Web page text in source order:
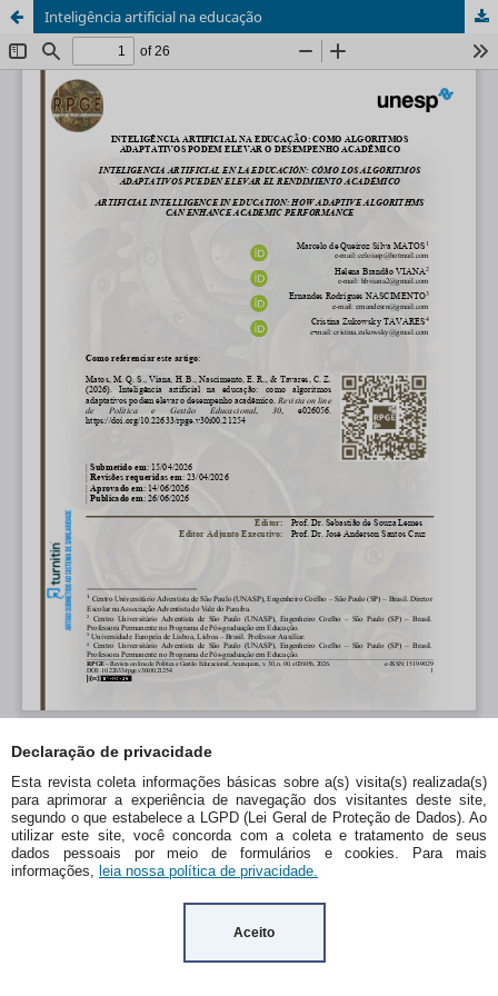
Declaração de privacidade
Esta revista coleta informações básicas sobre a(s) visita(s) realizada(s)
para aprimorar a experiência de navegação dos visitantes deste site,
segundo o que estabelece a LGPD (Lei Geral de Proteção de Dados). Ao
utilizar este site, você concorda com a coleta e tratamento de seus
dados pessoais por meio de formulários e cookies. Para mais
informações, leia nossa política de privacidade.
Aceito
Inteligência artificial na educação